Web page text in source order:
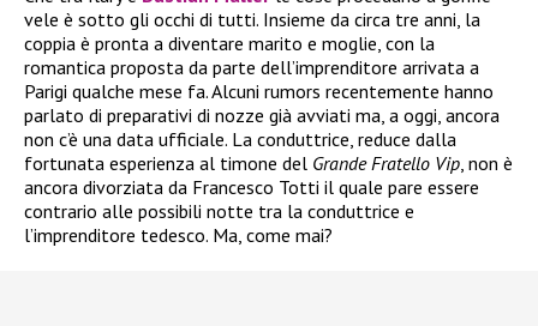
vele è sotto gli occhi di tutti. Insieme da circa tre anni, la
coppia è pronta a diventare marito e moglie, con la
romantica proposta da parte dell’imprenditore arrivata a
Parigi qualche mese fa. Alcuni rumors recentemente hanno
parlato di preparativi di nozze già avviati ma, a oggi, ancora
non c’è una data ufficiale. La conduttrice, reduce dalla
fortunata esperienza al timone del Grande Fratello Vip, non è
ancora divorziata da Francesco Totti il quale pare essere
contrario alle possibili notte tra la conduttrice e
l’imprenditore tedesco. Ma, come mai?